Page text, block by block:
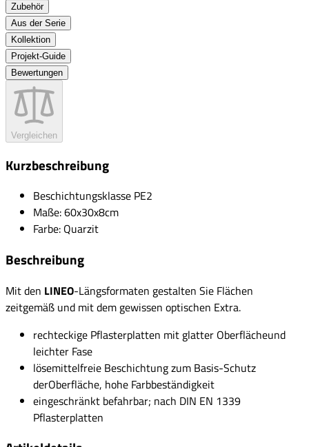
Zubehör
Aus der Serie
Kollektion
Projekt-Guide
Bewertungen
Vergleichen
Kurzbeschreibung
Beschichtungsklasse PE2
Maße: 60x30x8cm
Farbe: Quarzit
Beschreibung
Mit den LINEO-Längsformaten gestalten Sie Flächen
zeitgemäß und mit dem gewissen optischen Extra.
rechteckige Pflasterplatten mit glatter Oberflächeund
leichter Fase
lösemittelfreie Beschichtung zum Basis-Schutz
derOberfläche, hohe Farbbeständigkeit
eingeschränkt befahrbar; nach DIN EN 1339
Pflasterplatten